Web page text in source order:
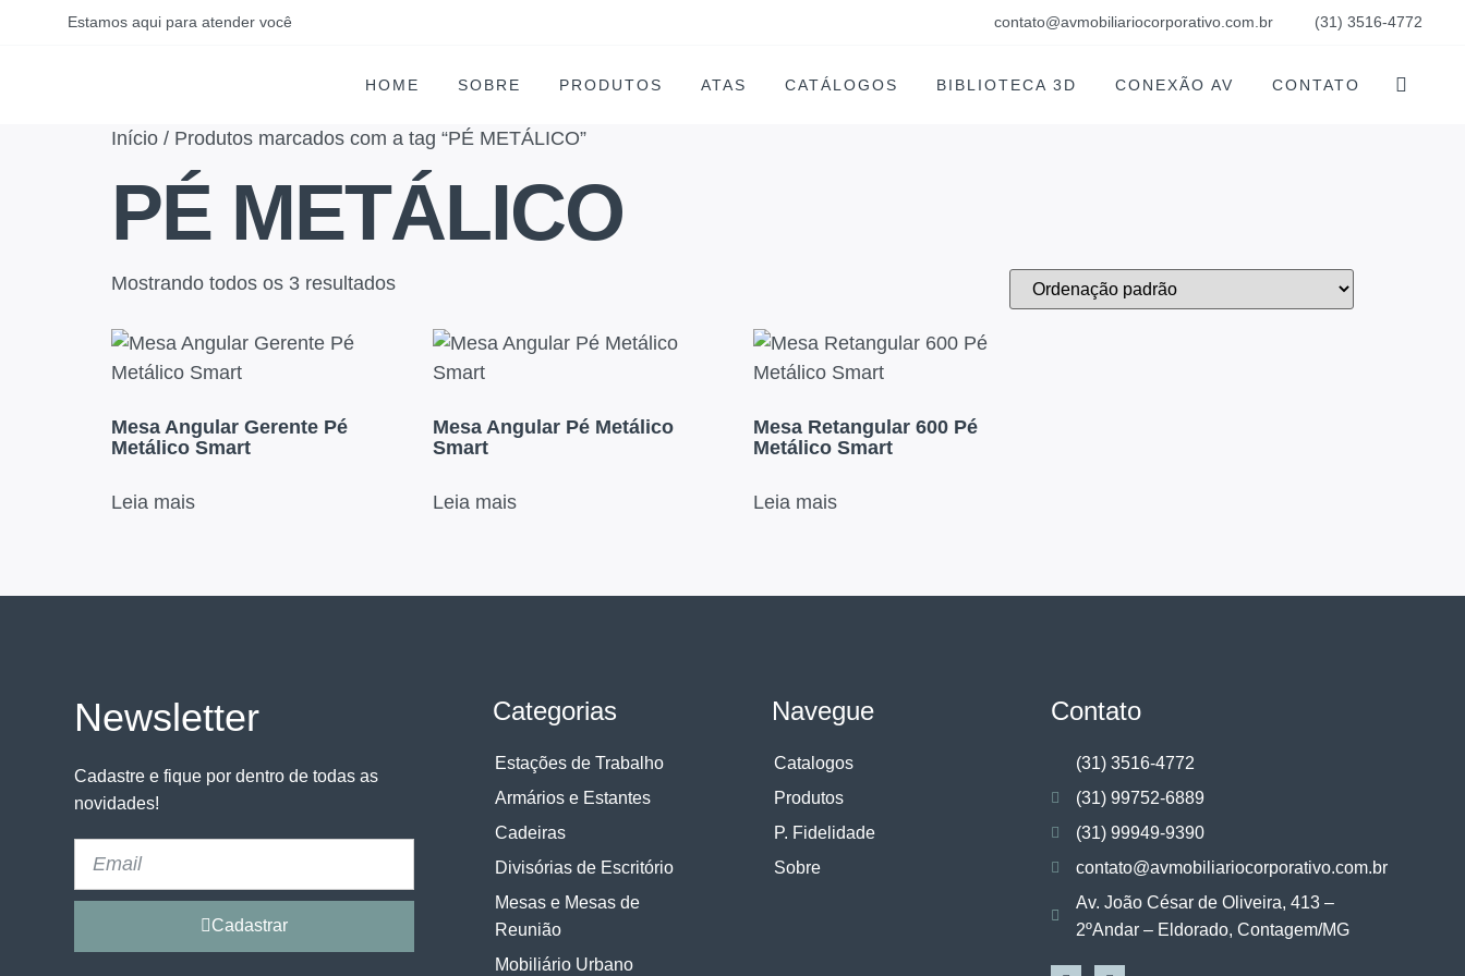
Estamos aqui para atender você contato@avmobiliariocorporativo.com.br (31) 3516-4772
HOME SOBRE PRODUTOS ATAS CATÁLOGOS BIBLIOTECA 3D CONEXÃO AV CONTATO
Início / Produtos marcados com a tag “PÉ METÁLICO”
PÉ METÁLICO
Mostrando todos os 3 resultados
Mesa Angular Gerente Pé
Metálico Smart
Leia mais
Mesa Angular Pé Metálico
Smart
Leia mais
Mesa Retangular 600 Pé
Metálico Smart
Leia mais
Newsletter
Cadastre e fique por dentro de todas as
novidades!
Cadastrar
Categorias
Estações de Trabalho
Armários e Estantes
Cadeiras
Divisórias de Escritório
Mesas e Mesas de
Reunião
Mobiliário Urbano
Navegue
Catalogos
Produtos
P. Fidelidade
Sobre
Contato
(31) 3516-4772
(31) 99752-6889
(31) 99949-9390
contato@avmobiliariocorporativo.com.br
Av. João César de Oliveira, 413 –
2ºAndar – Eldorado, Contagem/MG